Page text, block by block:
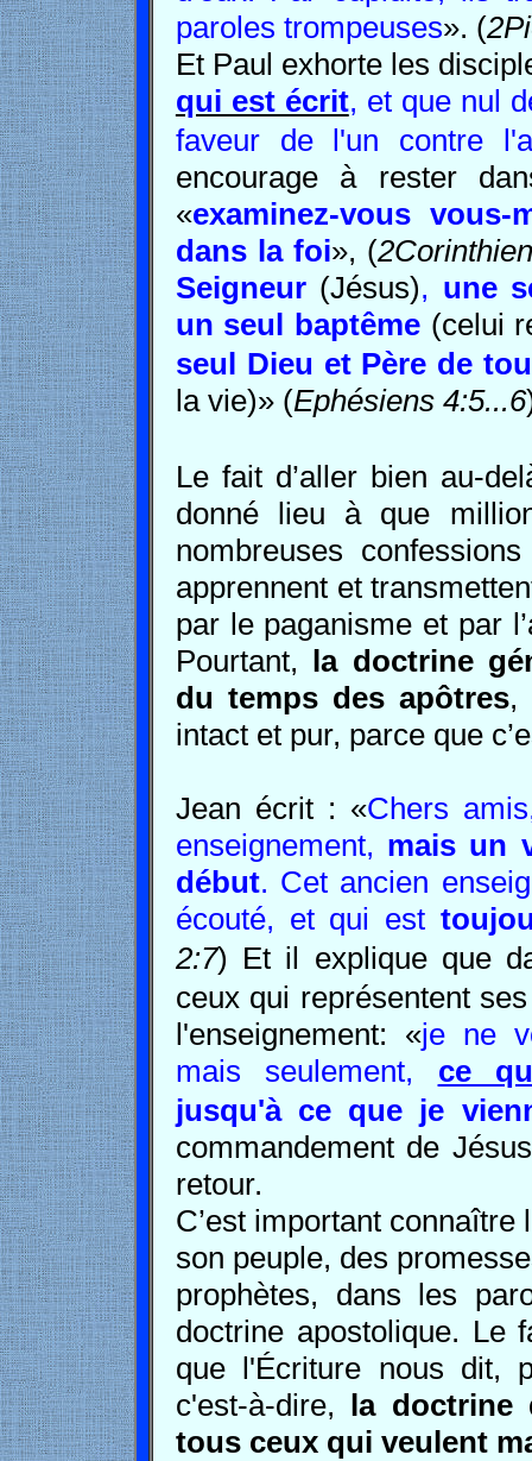
paroles trompeuses». (
Et Paul exhorte les
qui est écrit, et que nul
faveur de l'un contre
encourage à rester
«examinez-vous vous-
dans la foi», (
Seigneur(Jésus), une
un seul baptême (celui
seul Dieu et Père de
la vie)» (Ephésiens 4:5...6
Le fait d’aller bien au-
donné lieu à que
nombreuses
apprennent et
par le paganisme et par
Pourtant, la doctrine
du temps des apôtres,
intact et pur, parce que
Jean écrit : «Chers
enseignement, mais un
début. Cet ancien
écouté, et qui est
2:7) Et il explique que
ceux qui représentent
l'enseignement: «je ne
mais seulement, ce
jusqu'à ce que je
commandement de
retour.
C’est important connaître
son peuple, des
prophètes, dans les
doctrine apostolique. Le
que l'Écriture nous dit,
c'est-à-dire, la doctrine
tous ceux qui veulent